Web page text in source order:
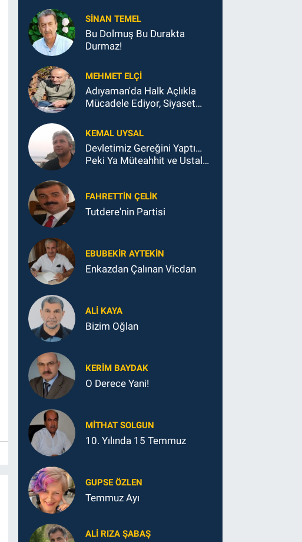
SINAN TEMEL
Bu Dolmuş Bu Durakta
Durmaz!
MEHMET ELÇI
Adıyaman'da Halk Açlıkla
Mücadele Ediyor, Siyaset
KEMAL UYSAL
Devletimiz Gereğini Yaptı…
Peki Ya Müteahhit ve Ustalar
FAHRETTIN ÇELİK
Tutdere'nin Partisi
EBUBEKIR AYTEKIN
Enkazdan Çalınan Vicdan
ALI KAYA
Bizim Oğlan
KERIM BAYDAK
O Derece Yani!
MITHAT SOLGUN
10. Yılında 15 Temmuz
GUPSE ÖZLEN
Temmuz Ayı
ALI RIZA ŞABAŞ